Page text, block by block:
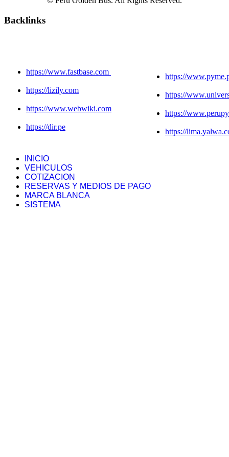
Backlinks
https://www.fastbase.com
https://lizily.com
https://www.webwiki.com
https://dir.pe
https://
https://
https://
https://
INICIO
VEHICULOS
COTIZACION
RESERVAS Y MEDIOS DE PAGO
MARCA BLANCA
SISTEMA